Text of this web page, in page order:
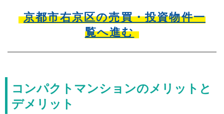
京都市右京区の売買・投資物件一
覧へ進む
コンパクトマンションのメリットと
デメリット